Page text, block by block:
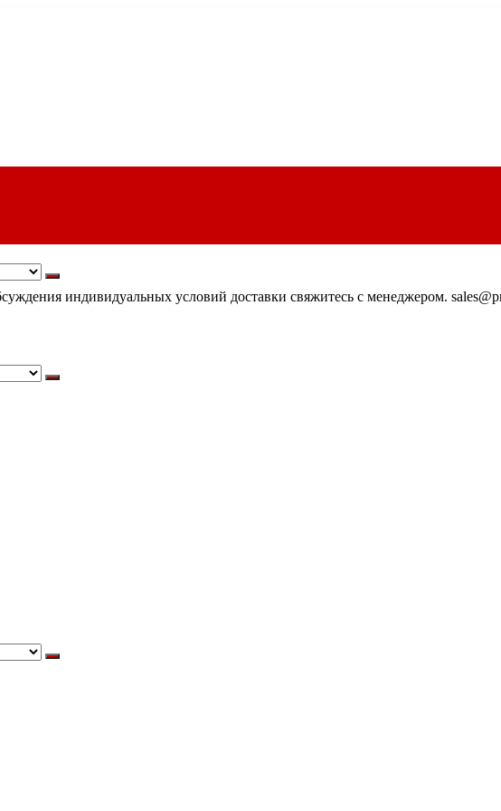
индивидуальных условий доставки свяжитесь с менеджером.